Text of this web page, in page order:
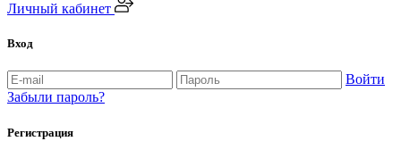
Личный кабинет
Вход
Войти
Забыли пароль?
Регистрация